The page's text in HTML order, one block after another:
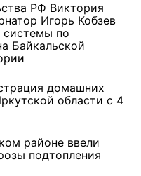
РФ Виктория
Игорь Кобзев
системы по
Байкальской
домашних
области с 4
районе ввели
подтопления